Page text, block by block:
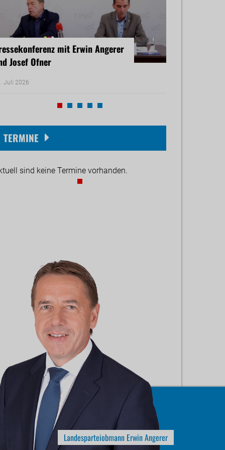
mit Erwin Angerer
Josef Ofner
Juli 2026
Michael Reiner
TERMINE
sind keine Termine vorhanden.
Landesparteiobmann Erwin Angerer